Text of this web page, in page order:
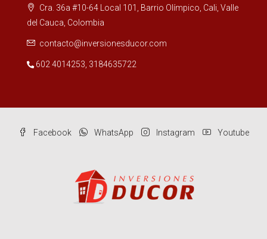
Cra. 36a #10-64 Local 101, Barrio Olímpico, Cali, Valle
del Cauca, Colombia
contacto@inversionesducor.com
602 4014253 3184635722
Facebook WhatsApp Instagram Youtube